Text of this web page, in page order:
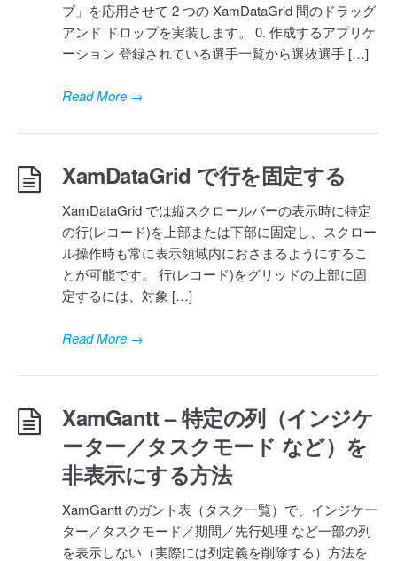
プ」を応用させて 2 つの XamDataGrid 間のドラッグ
アンド ドロップを実装します。 0. 作成するアプリケ
ーション 登録されている選手一覧から選抜選手 […]
Read More →
XamDataGrid で行を固定する
XamDataGrid では縦スクロールバーの表示時に特定
の行(レコード)を上部または下部に固定し、スクロー
ル操作時も常に表示領域内におさまるようにするこ
とが可能です。 行(レコード)をグリッドの上部に固
定するには、対象 […]
Read More →
XamGantt – 特定の列（インジケ
ーター／タスクモード など）を
非表示にする方法
XamGantt のガント表（タスク一覧）で、インジケー
ター／タスクモード／期間／先行処理 など一部の列
を表示しない（実際には列定義を削除する）方法を